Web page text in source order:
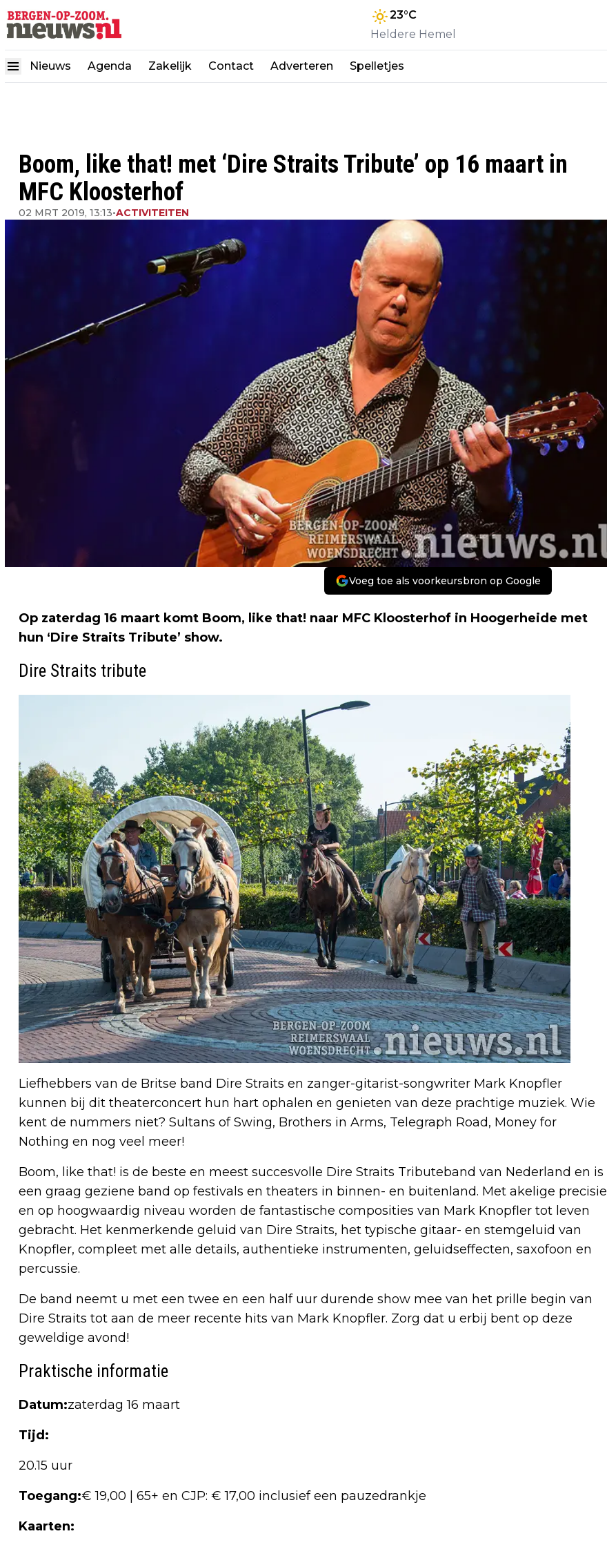
23°C
Heldere Hemel
Nieuws Agenda Zakelijk Contact Adverteren Spelletjes
Boom, like that! met ‘Dire Straits Tribute’ op 16 maart in
MFC Kloosterhof
02 MRT 2019, 13:13•ACTIVITEITEN
Voeg toe als voorkeursbron op Google
Op zaterdag 16 maart komt Boom, like that! naar MFC Kloosterhof in Hoogerheide met
hun ‘Dire Straits Tribute’ show.
Dire Straits tribute
Liefhebbers van de Britse band Dire Straits en zanger-gitarist-songwriter Mark Knopfler
kunnen bij dit theaterconcert hun hart ophalen en genieten van deze prachtige muziek. Wie
kent de nummers niet? Sultans of Swing, Brothers in Arms, Telegraph Road, Money for
Nothing en nog veel meer!
Boom, like that! is de beste en meest succesvolle Dire Straits Tributeband van Nederland en is
een graag geziene band op festivals en theaters in binnen- en buitenland. Met akelige precisie
en op hoogwaardig niveau worden de fantastische composities van Mark Knopfler tot leven
gebracht. Het kenmerkende geluid van Dire Straits, het typische gitaar- en stemgeluid van
Knopfler, compleet met alle details, authentieke instrumenten, geluidseffecten, saxofoon en
percussie.
De band neemt u met een twee en een half uur durende show mee van het prille begin van
Dire Straits tot aan de meer recente hits van Mark Knopfler. Zorg dat u erbij bent op deze
geweldige avond!
Praktische informatie
Datum:zaterdag 16 maart
Tijd:
20.15 uur
Toegang:€ 19,00 | 65+ en CJP: € 17,00 inclusief een pauzedrankje
Kaarten: